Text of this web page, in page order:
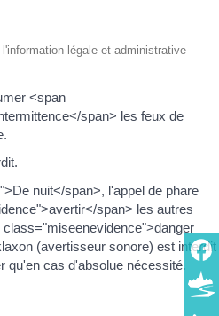
légale et administrative
<span
span> les feux de
nuit</span>, l'appel de phare
span> les autres
(avertisseur sonore) est interdit
qu'en cas d'absolue nécessité.